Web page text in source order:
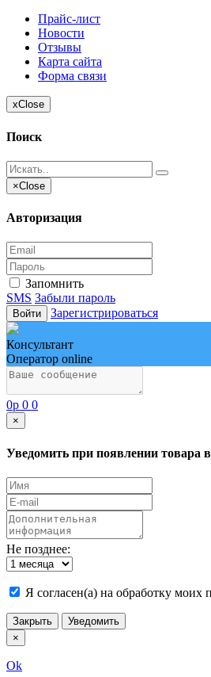
Прайс-лист
Новости
Отзывы
Карта сайта
Форма связи
xClose
Поиск
×Close
Авторизация
Запомнить
SMS Забыли пароль
Войти Зарегистрироваться
Консультант
Оператор online
0p 0 0
×
Уведомить при появлении товара
Не позднее:
Я согласен(а) на обработку моих
Закрыть
Уведомить
×
Ok